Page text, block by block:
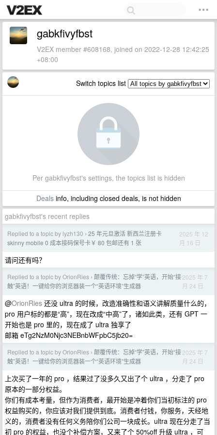
gabkfivyfbst
V2EX member #608168, joined on 2022-12-28 12:42:25
+08:00
Switch topics list
Per gabkfivyfbst's settings, the topics list is hidden
Dealsinfo, including closed deals, is not hidden
gabkfivyfbst's recent replies
Replied to a topic by lyzh130 › 25 年元旦激活 新西兰注册卡
skinny mobile 0 成本接码保号卡￥ 80 包邮还有 1 张
2025 年 12
月 16 日
请问还有吗？
Replied to a topic by OrionRies › 颠覆传统：忘掉“学”英语，开始“接
触”英语！一键给你的浏览器装一个“英语环境”生成器
2025 年 7
月 24 日
@OrionRies 还没 ultra 的时候，改造准确性和语义讲解质量什么的，
pro 用户标的都是“高”，现在改成“中高”了，诸如此类，还有 GPT 一
开始也是 pro 里的，现在成了 ultra 独享了
邮箱 eTg2NzM0Njc3NEBnbWFpbC5jb20=
Replied to a topic by OrionRies › 颠覆传统：忘掉“学”英语，开始“接
触”英语！一键给你的浏览器装一个“英语环境”生成器
2025 年 7
月 24 日
上次买了一年的 pro ，结果过了没多久又出了个 ultra ，分走了 pro
原本的一部分权益。
你们有成本考量，但作为消费者，最开始是冲着你们当初标注的 pro
权益购买的，你应该对我们提供到底。消费者付钱，你服务，天经地
义的，消费者没有任何义务陪你们公司一块成长。ultra 现在分走了当
初 pro 的权益，也没个补偿方案，又来了个 50%off 升级 ultra ，可